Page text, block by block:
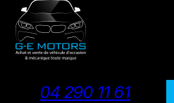
04 290 11 61
Panneau de gestion des cookies